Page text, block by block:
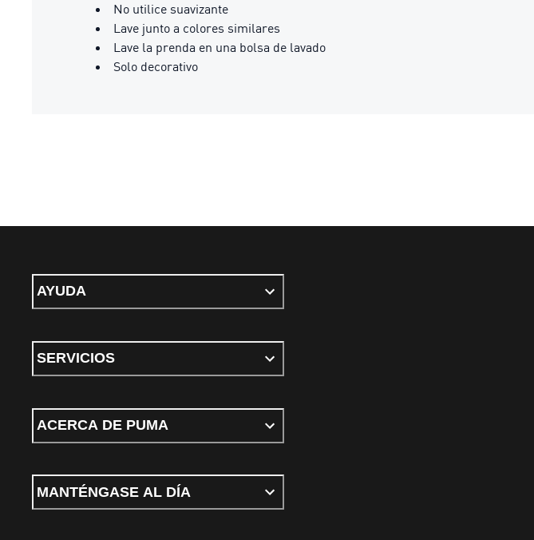
No utilice suavizante
Lave junto a colores similares
Lave la prenda en una bolsa de lavado
Solo decorativo
AYUDA
SERVICIOS
ACERCA DE PUMA
MANTÉNGASE AL DÍA